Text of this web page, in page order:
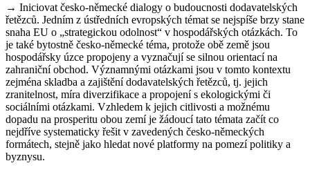
→ Iniciovat česko-německé dialogy o budoucnosti dodavatelských
řetězců. Jedním z ústředních evropských témat se nejspíše brzy stane
snaha EU o „strategickou odolnost“ v hospodářských otázkách. To
je také bytostně česko-německé téma, protože obě země jsou
hospodářsky úzce propojeny a vyznačují se silnou orientací na
zahraniční obchod. Významnými otázkami jsou v tomto kontextu
zejména skladba a zajištění dodavatelských řetězců, tj. jejich
zranitelnost, míra diverzifikace a propojení s ekologickými či
sociálními otázkami. Vzhledem k jejich citlivosti a možnému
dopadu na prosperitu obou zemí je žádoucí tato témata začít co
nejdříve systematicky řešit v zavedených česko-německých
formátech, stejně jako hledat nové platformy na pomezí politiky a
byznysu.